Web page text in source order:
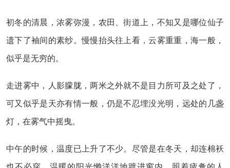
初冬的清晨，浓雾弥漫，农田、街道上，不知又是哪位仙子
遗下了袖间的素纱。慢慢抬头往上看，云雾重重，海一般，
似乎是无穷的。
走进雾中，人影朦胧，两米之外就不是目力所可及之处了，
可又似乎是天亦有情一般，仍是不忍埋没光明，远处的几盏
灯，在雾气中摇曳。
中午的时候，温度已上升了不少。尽管是在冬天，却连棉袄